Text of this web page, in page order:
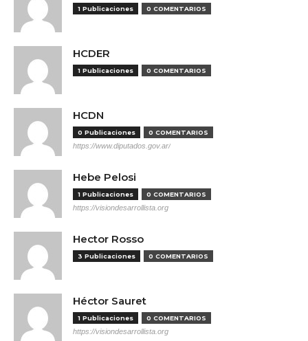
1 Publicaciones 0 COMENTARIOS
HCDER
1 Publicaciones 0 COMENTARIOS
HCDN
0 Publicaciones 0 COMENTARIOS
https://www.diputados.gov.ar/
Hebe Pelosi
1 Publicaciones 0 COMENTARIOS
https://visiondesarrollista.org
Hector Rosso
3 Publicaciones 0 COMENTARIOS
Héctor Sauret
1 Publicaciones 0 COMENTARIOS
https://visiondesarrollista.org